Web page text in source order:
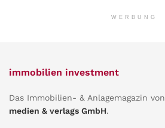
WERBUNG
immobilien investment
Das Immobilien- & Anlagemagazin von
medien & verlags GmbH.